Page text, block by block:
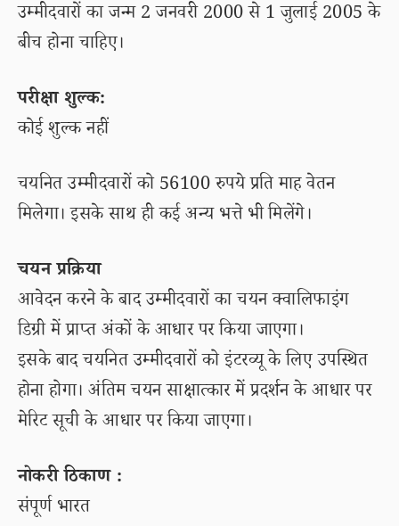
उम्मीदवारों का जन्म 2 जनवरी 2000 से 1 जुलाई 2005 के
बीच होना चाहिए।
परीक्षा शुल्क:
कोई शुल्क नहीं
चयनित उम्मीदवारों को 56100 रुपये प्रति माह वेतन
मिलेगा। इसके साथ ही कई अन्य भत्ते भी मिलेंगे।
चयन प्रक्रिया
आवेदन करने के बाद उम्मीदवारों का चयन क्वालिफाइंग
डिग्री में प्राप्त अंकों के आधार पर किया जाएगा।
इसके बाद चयनित उम्मीदवारों को इंटरव्यू के लिए उपस्थित
होना होगा। अंतिम चयन साक्षात्कार में प्रदर्शन के आधार पर
मेरिट सूची के आधार पर किया जाएगा।
नोकरी ठिकाण :
संपूर्ण भारत